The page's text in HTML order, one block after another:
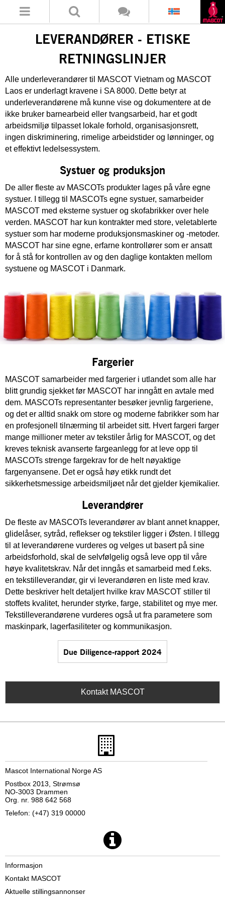
LEVERANDØRER - ETISKE
RETNINGSLINJER
Alle underleverandører til MASCOT Vietnam og MASCOT
Laos er underlagt kravene i SA 8000. Dette betyr at
underleverandørene må kunne vise og dokumentere at de
ikke bruker barnearbeid eller tvangsarbeid, har et godt
arbeidsmiljø tilpasset lokale forhold, organisasjonsrett,
ingen diskriminering, rimelige arbeidstider og lønninger, og
et effektivt ledelsessystem.
Systuer og produksjon
De aller fleste av MASCOTs produkter lages på våre egne
systuer. I tillegg til MASCOTs egne systuer, samarbeider
MASCOT med eksterne systuer og skofabrikker over hele
verden. MASCOT har kun kontrakter med store, veletablerte
systuer som har moderne produksjonsmaskiner og -metoder.
MASCOT har sine egne, erfarne kontrollører som er ansatt
for å stå for kontrollen av og den daglige kontakten mellom
systuene og MASCOT i Danmark.
Fargerier
MASCOT samarbeider med fargerier i utlandet som alle har
blitt grundig sjekket før MASCOT har inngått en avtale med
dem. MASCOTs representanter besøker jevnlig fargeriene,
og det er alltid snakk om store og moderne fabrikker som har
en profesjonell tilnærming til arbeidet sitt. Hvert fargeri farger
mange millioner meter av tekstiler årlig for MASCOT, og det
kreves teknisk avanserte fargeanlegg for at leve opp til
MASCOTs strenge fargekrav for de helt nøyaktige
fargenyansene. Det er også høy etikk rundt det
sikkerhetsmessige arbeidsmiljøet når det gjelder kjemikalier.
Leverandører
De fleste av MASCOTs leverandører av blant annet knapper,
glidelåser, sytråd, reflekser og tekstiler ligger i Østen. I tillegg
til at leverandørene vurderes og velges ut basert på sine
arbeidsforhold, skal de selvfølgelig også leve opp til våre
høye kvalitetskrav. Når det inngås et samarbeid med f.eks.
en tekstilleverandør, gir vi leverandøren en liste med krav.
Dette beskriver helt detaljert hvilke krav MASCOT stiller til
stoffets kvalitet, herunder styrke, farge, stabilitet og mye mer.
Tekstilleverandørene vurderes også ut fra parametere som
maskinpark, lagerfasiliteter og kommunikasjon.
Due Diligence-rapport 2024
Kontakt MASCOT
Mascot International Norge AS
Postbox 2013, Strømsø
NO-3003 Drammen
Org. nr. 988 642 568
Telefon: (+47) 319 00000
Informasjon
Kontakt MASCOT
Aktuelle stillingsannonser